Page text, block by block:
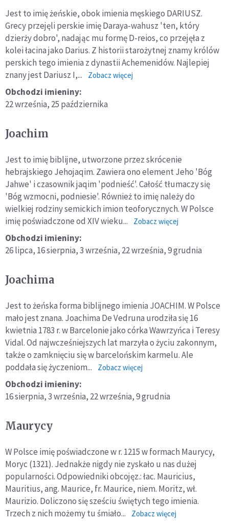
Jest to imię żeńskie, obok imienia męskiego DARIUSZ.
Grecy przejęli perskie imię Daraya-wahusz 'ten, który
dzierży dobro', nadając mu formę D-reios, co przejęła z
kolei łacina jako Darius. Z historii starożytnej znamy królów
perskich tego imienia z dynastii Achemenidów. Najlepiej
znany jest Dariusz I,...
Zobacz więcej
Obchodzi imieniny:
22 września, 25 października
Joachim
Jest to imię biblijne, utworzone przez skrócenie
hebrajskiego Jehojaqim. Zawiera ono element Jeho 'Bóg
Jahwe' i czasownik jaqim 'podnieść'. Całość tłumaczy się
'Bóg wzmocni, podniesie'. Również to imię należy do
wielkiej rodziny semickich imion teoforycznych. W Polsce
imię poświadczone od XIV wieku...
Zobacz więcej
Obchodzi imieniny:
26 lipca, 16 sierpnia,3 września, 22 września,9 grudnia
Joachima
Jest to żeńska forma biblijnego imienia JOACHIM. W Polsce
mało jest znana. Joachima De Vedruna urodziła się 16
kwietnia 1783 r. w Barcelonie jako córka Wawrzyńca i Teresy
Vidal. Od najwcześniejszych lat marzyła o życiu zakonnym,
także o zamknięciu się w barcelońskim karmelu. Ale
poddała się życzeniom...
Zobacz więcej
Obchodzi imieniny:
16 sierpnia,3 września, 22 września,9 grudnia
Maurycy
W Polsce imię poświadczone w r. 1215 w formach Maurycy,
Moryc (1321). Jednakże nigdy nie zyskało u nas dużej
popularności. Odpowiedniki obcojęz.: łac. Mauricius,
Mauritius, ang. Maurice, fr. Maurice, niem. Moritz, wł.
Maurizio. Doliczono się sześciu świętych tego imienia.
Trzech z nich możemy tu śmiało...
Zobacz więcej